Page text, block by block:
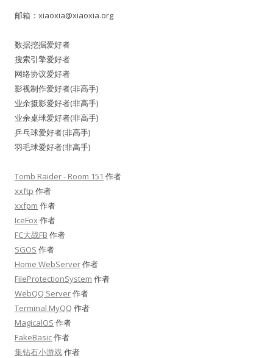
邮箱： xiaoxia@xiaoxia.org
数据挖掘爱好者
搜索引擎爱好者
网络协议爱好者
影视制作爱好者(非高手)
业余摄影爱好者(非高手)
业余桌球爱好者(非高手)
乒乓球爱好者(非高手)
羽毛球爱好者(非高手)
Tomb Raider - Room 151 作者
xxftp 作者
xxfpm 作者
IceFox作者
FC大战FB 作者
SGOS 作者
Home WebServer作者
FileProtectionSystem 作者
WebQQ Server作者
Terminal MyQQ 作者
MagicalOS 作者
FakeBasic作者
集钻石小游戏作者